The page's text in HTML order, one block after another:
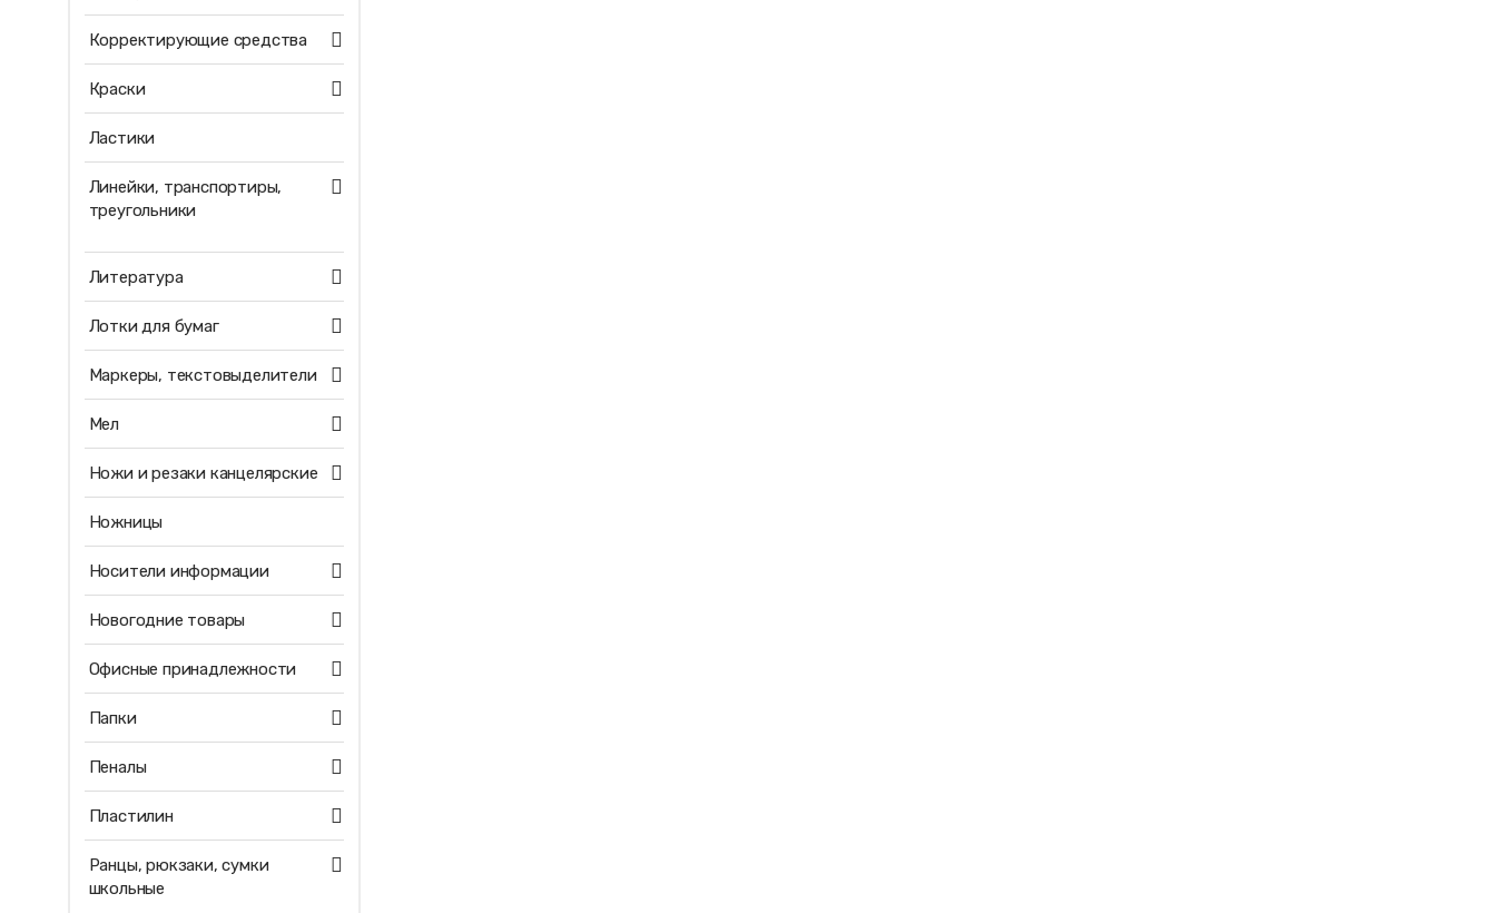
Корректирующие средства
Краски
Ластики
Линейки, транспортиры,
треугольники
Литература
Лотки для бумаг
Маркеры, текстовыделители
Мел
Ножи и резаки канцелярские
Ножницы
Носители информации
Новогодние товары
Офисные принадлежности
Папки
Пеналы
Пластилин
Ранцы, рюкзаки, сумки
школьные